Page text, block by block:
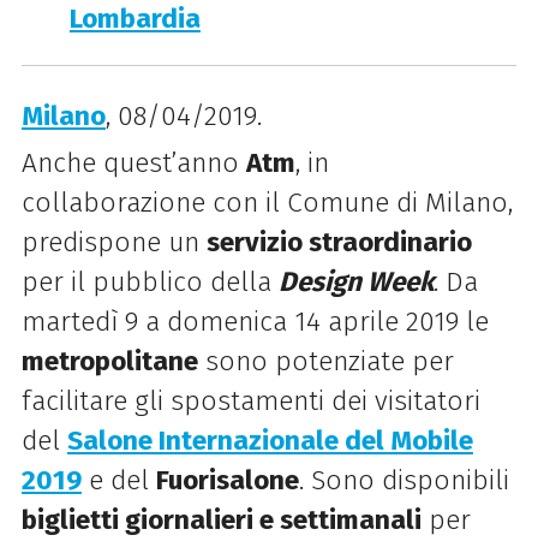
Lombardia
Milano, 08/04/2019.
Anche quest’annoAtm, in
collaborazione con il Comune di Milano,
predispone un servizio straordinario
per il pubblico della Design Week. Da
martedì 9 a domenica 14 aprile 2019 le
metropolitanesono potenziate per
facilitare gli spostamenti dei visitatori
del Salone Internazionale del Mobile
2019e del Fuorisalone. Sono disponibili
biglietti giornalieri e settimanali per